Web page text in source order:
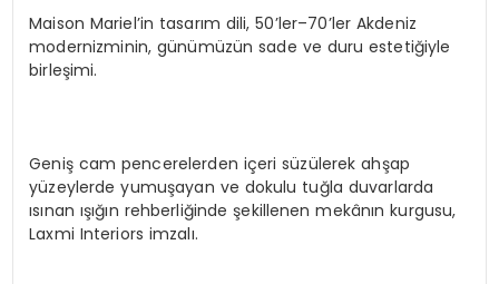
Maison Mariel’in tasarım dili, 50’ler–70’ler Akdeniz
modernizminin, günümüzün sade ve duru estetiğiyle
birleşimi.
Geniş cam pencerelerden içeri süzülerek ahşap
yüzeylerde yumuşayan ve dokulu tuğla duvarlarda
ısınan ışığın rehberliğinde şekillenen mekânın kurgusu,
Laxmi Interiors imzalı.